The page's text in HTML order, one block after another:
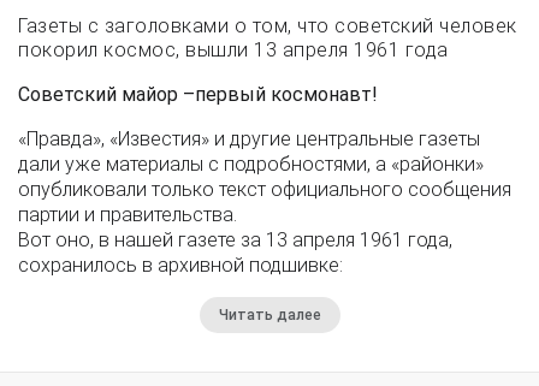
Газеты с заголовками о том, что советский человек
покорил космос, вышли 13 апреля 1961 года
Советский майор –первый космонавт!
«Правда», «Известия» и другие центральные газеты
дали уже материалы с подробностями, а «районки»
опубликовали только текст официального сообщения
партии и правительства.
Вот оно, в нашей газете за 13 апреля 1961 года,
сохранилось в архивной подшивке:
Читать далее